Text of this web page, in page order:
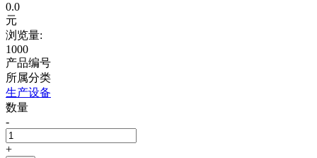
0.0
元
浏览量:
1000
产品编号
所属分类
生产设备
数量
-
+